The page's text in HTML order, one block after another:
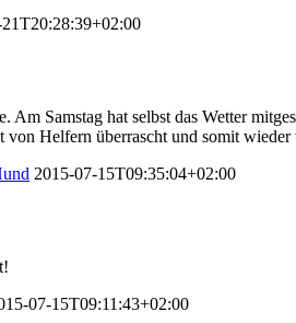
Samstag hat selbst das Wetter
Helfern überrascht und somit
2015-07-15T09:35:04+02:00
07-15T09:11:43+02:00